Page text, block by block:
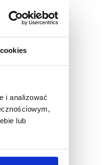
i analizować
lub